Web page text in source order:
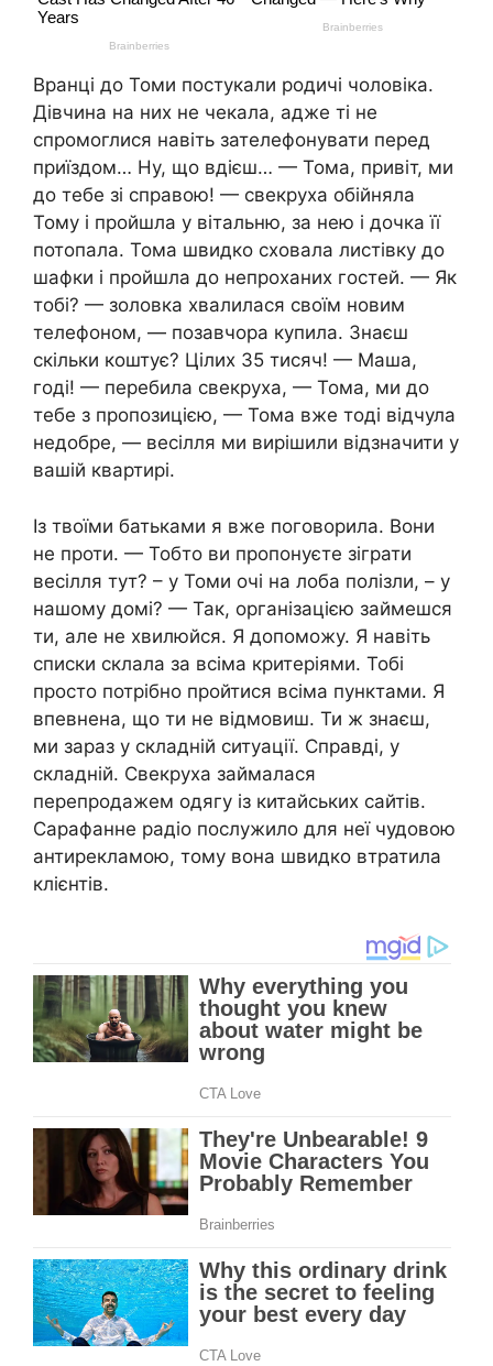
Вранці до Томи постукали родичі чоловіка.
Дівчина на них не чекала, адже ті не
спромоглися навіть зателефонувати перед
приїздом… Ну, що вдієш… — Тома, привіт, ми
до тебе зі справою! — свекруха обійняла
Тому і пройшла у вітальню, за нею і дочка її
потопала. Тома швидко сховала листівку до
шафки і пройшла до непроханих гостей. — Як
тобі? — золовка хвалилася своїм новим
телефоном, — позавчора купила. Знаєш
скільки коштує? Цілих 35 тисяч! — Маша,
годі! — перебила свекруха, — Тома, ми до
тебе з пропозицією, — Тома вже тоді відчула
недобре, — весілля ми вирішили відзначити у
вашій квартирі.
Із твоїми батьками я вже поговорила. Вони
не проти. — Тобто ви пропонуєте зіграти
весілля тут? – у Томи очі на лоба полізли, – у
нашому домі? — Так, організацією займешся
ти, але не хвилюйся. Я допоможу. Я навіть
списки склала за всіма критеріями. Тобі
просто потрібно пройтися всіма пунктами. Я
впевнена, що ти не відмовиш. Ти ж знаєш,
ми зараз у складній ситуації. Справді, у
складній. Свекруха займалася
перепродажем одягу із китайських сайтів.
Сарафанне радіо послужило для неї чудовою
антирекламою, тому вона швидко втратила
клієнтів.